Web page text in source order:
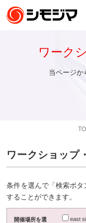
ワーク
当ページか
ワークショップ
条件を選んで「検索ボ
することができます。
開催場所を選
east